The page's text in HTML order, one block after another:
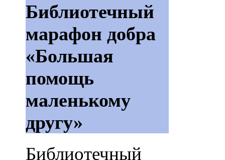
Библиотечный
марафон добра
«Большая
помощь
маленькому
другу»
Библиотечный